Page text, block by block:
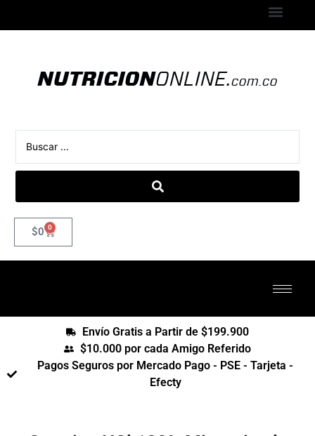
$0 0
Envío Gratis a Partir de $199.900
$10.000 por cada Amigo Referido
Pagos Seguros por Mercado Pago - PSE - Tarjeta -
Efecty